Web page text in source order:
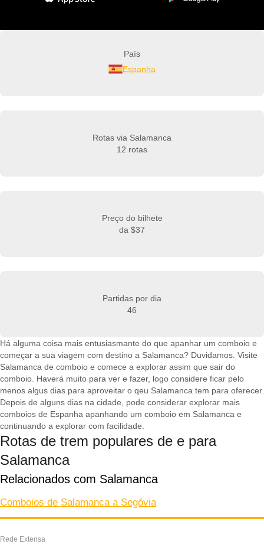
País
Espanha
Rotas via Salamanca
12 rotas
Preço do bilhete
da $37
Partidas por dia
46
Há alguma coisa mais entusiasmante do que apanhar um comboio e
começar a sua viagem com destino a Salamanca? Duvidamos. Visite
Salamanca de comboio e comece a explorar assim que sair do
comboio. Haverá muito para ver e fazer, logo considere ficar pelo
menos algus dias para aproveitar o qeu Salamanca tem para oferecer.
Depois de alguns dias na cidade, pode considerar explorar mais
comboios de Espanha apanhando um comboio em Salamanca e
continuando a explorar com facilidade.
Rotas de trem populares de e para
Salamanca
Relacionados com Salamanca
Comboios de Salamanca a Segóvia
Rede Extensa